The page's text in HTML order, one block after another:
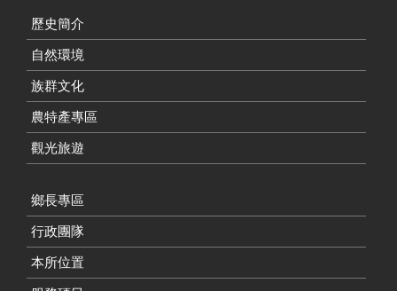
歷史簡介
自然環境
族群文化
農特產專區
觀光旅遊
鄉長專區
行政團隊
本所位置